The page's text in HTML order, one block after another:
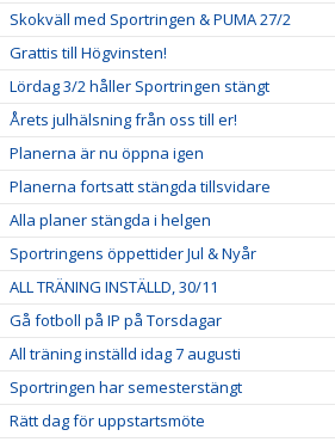
Skokväll med Sportringen & PUMA 27/2
Grattis till Högvinsten!
Lördag 3/2 håller Sportringen stängt
Årets julhälsning från oss till er!
Planerna är nu öppna igen
Planerna fortsatt stängda tillsvidare
Alla planer stängda i helgen
Sportringens öppettider Jul & Nyår
ALL TRÄNING INSTÄLLD, 30/11
Gå fotboll på IP på Torsdagar
All träning inställd idag 7 augusti
Sportringen har semesterstängt
Rätt dag för uppstartsmöte